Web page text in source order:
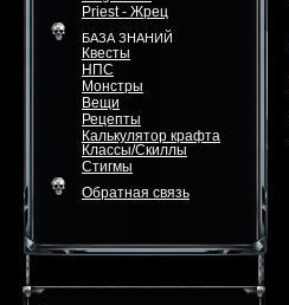
Priest - Жрец
БАЗА ЗНАНИЙ
Квесты
НПС
Монстры
Вещи
Рецепты
Калькулятор крафта
Классы/Скиллы
Стигмы
Обратная связь